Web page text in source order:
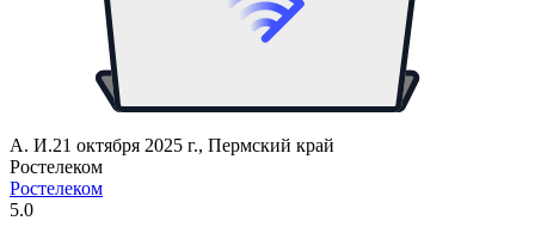
А. И.21 октября 2025 г., Пермский край
Ростелеком
Ростелеком
5.0